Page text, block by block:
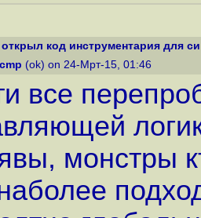
код инструментария для
cmp (ok) on 24-Мрт-15, 01:46
все
монстры